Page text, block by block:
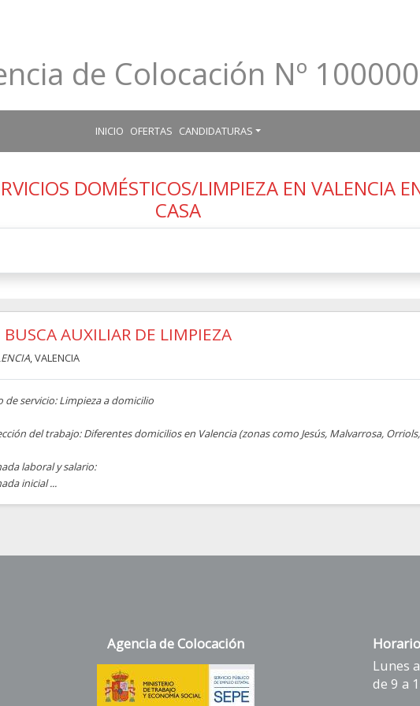
de Colocación Nº
INICIO OFERTAS CANDIDATURAS
DOMÉSTICOS/LIMPIEZA EN VALENCIA
CASA
BUSCA AUXILIAR DE LIMPIEZA
, VALENCIA
de servicio: Limpieza a domicilio
del trabajo: Diferentes domicilios en Valencia (zonas como Jesús, Malvarrosa,
laboral y salario:
inicial ...
Agencia de Colocación
Horario
Lunes
de 9 a